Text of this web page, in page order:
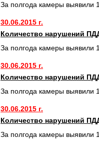
За полгода камеры
30.06.2015 г.
Количество нарушений
За полгода камеры
30.06.2015 г.
Количество нарушений
За полгода камеры
30.06.2015 г.
Количество нарушений
За полгода камеры